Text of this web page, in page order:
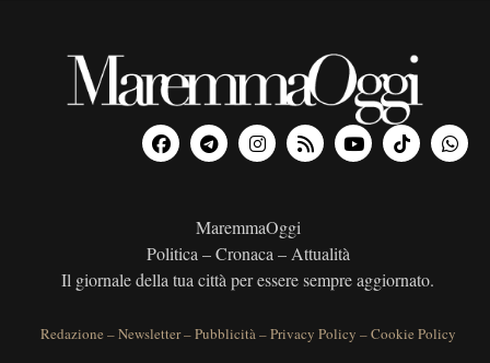
MaremmaOggi
Politica – Cronaca – Attualità
Il giornale della tua città per essere sempre aggiornato.
Redazione –Newsletter–Pubblicità–Privacy Policy –Cookie Policy